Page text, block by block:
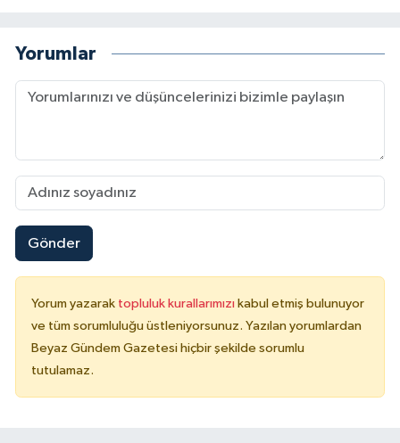
Yorumlar
Gönder
Yorum yazarak topluluk kurallarımızı kabul etmiş bulunuyor
ve tüm sorumluluğu üstleniyorsunuz. Yazılan yorumlardan
Beyaz Gündem Gazetesi hiçbir şekilde sorumlu
tutulamaz.